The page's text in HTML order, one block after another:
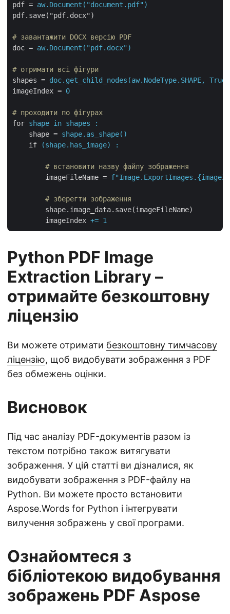
pdf = aw.Document("document.pdf")
pdf.save("pdf.docx")
# завантажити DOCX версію PDF
doc = aw.Document("pdf.docx")
# отримати всі фігури
shapes = doc.get_child_nodes(aw.NodeType.SHAPE, True)
imageIndex = 0
# проходити по фігурах
for shape in shapes :
shape = shape.as_shape()
if
(shape.has_image) :
        # встановити назву файлу зображення
imageFileName =
        # зберегти зображення
shape.image_data.save(imageFileName)
imageIndex += 1
Python PDF Image
Extraction Library –
отримайте безкоштовну
ліцензію
Ви можете отримати безкоштовну тимчасову
ліцензію, щоб видобувати зображення з PDF
без обмежень оцінки.
Висновок
Під час аналізу PDF-документів разом із
текстом потрібно також витягувати
зображення. У цій статті ви дізналися, як
видобувати зображення з PDF-файлу на
Python. Ви можете просто встановити
Aspose.Words for Python і інтегрувати
вилучення зображень у свої програми.
Ознайомтеся з
бібліотекою видобування
зображень PDF Aspose